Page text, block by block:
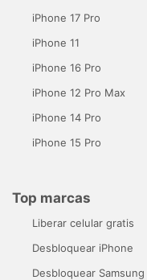
iPhone 17 Pro
iPhone 11
iPhone 16 Pro
iPhone 12 Pro Max
iPhone 14 Pro
iPhone 15 Pro
Top marcas
Liberar celular gratis
Desbloquear iPhone
Desbloquear Samsung